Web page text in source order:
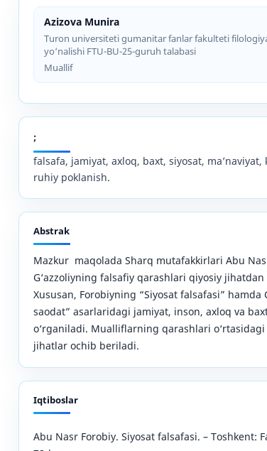
Azizova Munira
Turon universiteti gumanitar fanlar fakulteti
yo‘nalishi FTU-BU-25-guruh talabasi
Muallif
;
falsafa, jamiyat, axloq, baxt, siyosat,
ruhiy poklanish.
Abstrak
Mazkur maqolada Sharq mutafakkirlari Abu
G‘azzoliyning falsafiy qarashlari qiyosiy
Xususan, Forobiyning “Siyosat falsafasi” hamda
saodat” asarlaridagi jamiyat, inson, axloq va
o‘rganiladi. Mualliflarning qarashlari o‘rtasidagi
jihatlar ochib beriladi.
Iqtiboslar
Abu Nasr Forobiy. Siyosat falsafasi. – Toshkent: